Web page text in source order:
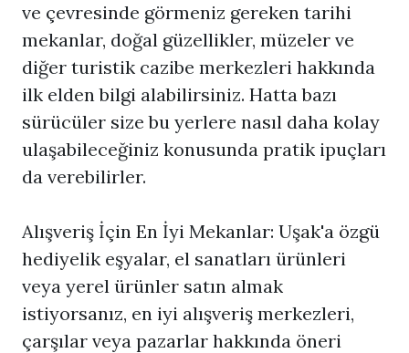
ve çevresinde görmeniz gereken tarihi
mekanlar, doğal güzellikler, müzeler ve
diğer turistik cazibe merkezleri hakkında
ilk elden bilgi alabilirsiniz. Hatta bazı
sürücüler size bu yerlere nasıl daha kolay
ulaşabileceğiniz konusunda pratik ipuçları
da verebilirler.
Alışveriş İçin En İyi Mekanlar: Uşak'a özgü
hediyelik eşyalar, el sanatları ürünleri
veya yerel ürünler satın almak
istiyorsanız, en iyi alışveriş merkezleri,
çarşılar veya pazarlar hakkında öneri